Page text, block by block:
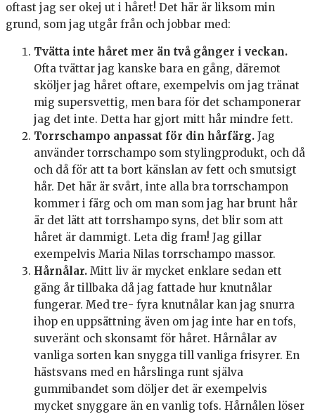
oftast jag ser okej ut i håret! Det här är liksom min
grund, som jag utgår från och jobbar med:
Tvätta inte håret mer än två gånger i veckan.
Ofta tvättar jag kanske bara en gång, däremot
sköljer jag håret oftare, exempelvis om jag tränat
mig supersvettig, men bara för det schamponerar
jag det inte. Detta har gjort mitt hår mindre fett.
Torrschampo anpassat för din hårfärg. Jag
använder torrschampo som stylingprodukt, och då
och då för att ta bort känslan av fett och smutsigt
hår. Det här är svårt, inte alla bra torrschampon
kommer i färg och om man som jag har brunt hår
är det lätt att torrshampo syns, det blir som att
håret är dammigt. Leta dig fram! Jag gillar
exempelvis Maria Nilas torrschampo massor.
Hårnålar. Mitt liv är mycket enklare sedan ett
gäng år tillbaka då jag fattade hur knutnålar
fungerar. Med tre- fyra knutnålar kan jag snurra
ihop en uppsättning även om jag inte har en tofs,
suveränt och skonsamt för håret. Hårnålar av
vanliga sorten kan snygga till vanliga frisyrer. En
hästsvans med en hårslinga runt själva
gummibandet som döljer det är exempelvis
mycket snyggare än en vanlig tofs. Hårnålen löser